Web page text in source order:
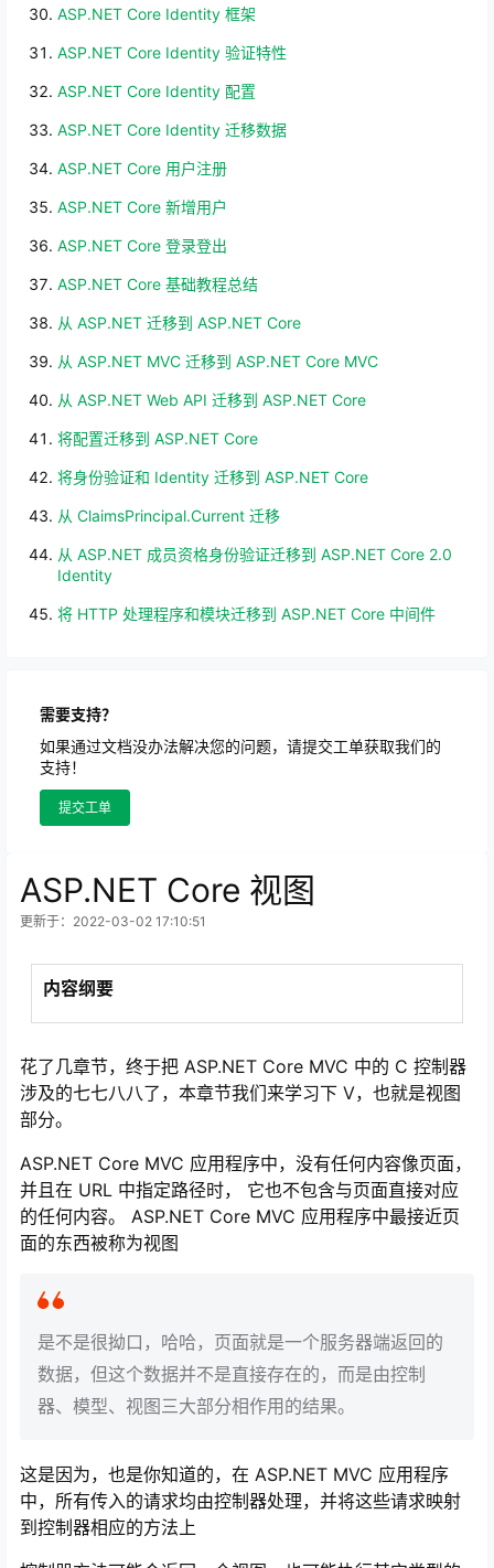
ASP.NET Core Identity 框架
ASP.NET Core Identity 验证特性
ASP.NET Core Identity 配置
ASP.NET Core Identity 迁移数据
ASP.NET Core 用户注册
ASP.NET Core 新增用户
ASP.NET Core 登录登出
ASP.NET Core 基础教程总结
从 ASP.NET 迁移到 ASP.NET Core
从 ASP.NET MVC 迁移到 ASP.NET Core MVC
从 ASP.NET Web API 迁移到 ASP.NET Core
将配置迁移到 ASP.NET Core
将身份验证和 Identity 迁移到 ASP.NET Core
从 ClaimsPrincipal.Current 迁移
从 ASP.NET 成员资格身份验证迁移到 ASP.NET Core 2.0
Identity
将 HTTP 处理程序和模块迁移到 ASP.NET Core 中间件
需要支持？
如果通过文档没办法解决您的问题，请提交工单获取我们的
支持！
提交工单
ASP.NET Core 视图
更新于：2022-03-02 17:10:51
内容纲要
花了几章节，终于把 ASP.NET Core MVC 中的 C 控制器
涉及的七七八八了，本章节我们来学习下 V，也就是视图
部分。
ASP.NET Core MVC 应用程序中，没有任何内容像页面，
并且在 URL 中指定路径时， 它也不包含与页面直接对应
的任何内容。 ASP.NET Core MVC 应用程序中最接近页
面的东西被称为视图
是不是很拗口，哈哈，页面就是一个服务器端返回的
数据，但这个数据并不是直接存在的，而是由控制
器、模型、视图三大部分相作用的结果。
这是因为，也是你知道的，在 ASP.NET MVC 应用程序
中，所有传入的请求均由控制器处理，并将这些请求映射
到控制器相应的方法上